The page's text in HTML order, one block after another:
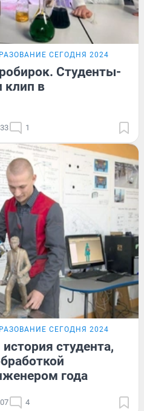
СЕГОДНЯ 2024
Студенты-
клип в
1
СЕГОДНЯ 2024
студента,
года
4